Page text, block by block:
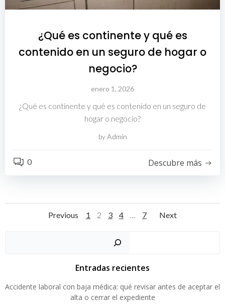
¿Qué es continente y qué es
contenido en un seguro de hogar o
negocio?
enero 1, 2026
¿Qué es continente y qué es contenido en un seguro de
hogar o negocio?
byAdmin
0 Descubre más
Navegación
entradas
Previous
Navegación
entradas
Página
1 Página
2 Página
3 Página
4 … Página
7 Next
Buscar
Entradas recientes
Accidente laboral con baja médica: qué revisar antes de aceptar el
alta o cerrar el expediente